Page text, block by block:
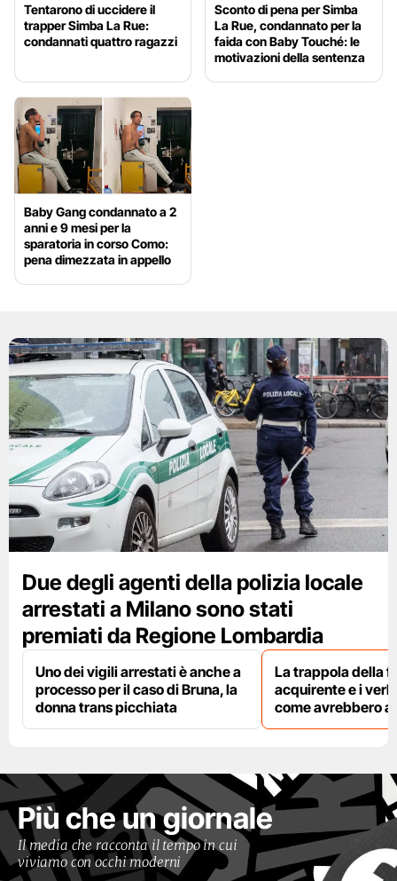
Tentarono di uccidere il
trapper Simba La Rue:
condannati quattro ragazzi
Sconto di pena per Simba
La Rue, condannato per la
faida con Baby Touché: le
motivazioni della sentenza
Baby Gang condannato a 2
anni e 9 mesi per la
sparatoria in corso Como:
pena dimezzata in appello
Due degli agenti della polizia locale
arrestati a Milano sono stati
premiati da Regione Lombardia
Uno dei vigili arrestati è anche a
processo per il caso di Bruna, la
donna trans picchiata
La trappola della
acquirente e i
come avrebbero
Più che un giornale
Il media che racconta il tempo in cui
viviamo con occhi moderni